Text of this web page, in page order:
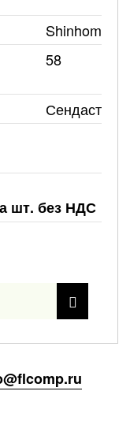
Shinhom
58
Сендаст
шт. без НДС